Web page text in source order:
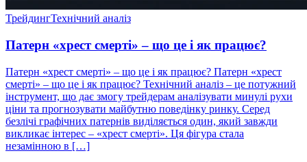
ТрейдингТехнічний аналіз
Патерн «хрест смерті» – що це і як працює?
Патерн «хрест смерті» – що це і як працює? Патерн «хрест
смерті» – що це і як працює? Технічний аналіз – це потужний
інструмент, що дає змогу трейдерам аналізувати минулі рухи
ціни та прогнозувати майбутню поведінку ринку. Серед
безлічі графічних патернів виділяється один, який завжди
викликає інтерес – «хрест смерті». Ця фігура стала
незамінною в […]